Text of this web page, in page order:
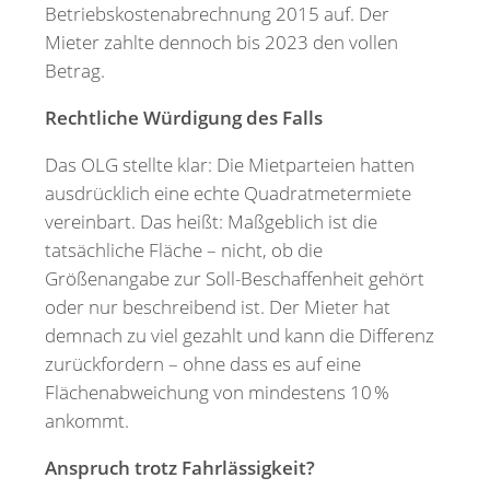
Betriebskostenabrechnung 2015 auf. Der
Mieter zahlte dennoch bis 2023 den vollen
Betrag.
Rechtliche Würdigung des Falls
Das OLG stellte klar: Die Mietparteien hatten
ausdrücklich eine echte Quadratmetermiete
vereinbart. Das heißt: Maßgeblich ist die
tatsächliche Fläche – nicht, ob die
Größenangabe zur Soll-Beschaffenheit gehört
oder nur beschreibend ist. Der Mieter hat
demnach zu viel gezahlt und kann die Differenz
zurückfordern – ohne dass es auf eine
Flächenabweichung von mindestens 10 %
ankommt.
Anspruch trotz Fahrlässigkeit?